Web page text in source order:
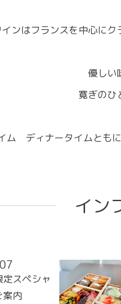
インはフランスを中心に
優しい
寛ぎのひ
ム ディナータイムとも
イン
07
スペシャ
案内